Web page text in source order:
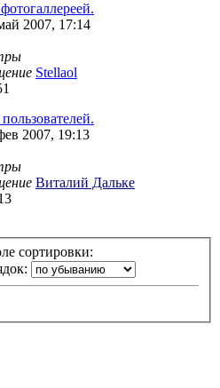
2007, 17:14
Stellaol
2007, 19:13
Виталий Дальке
сортировки: